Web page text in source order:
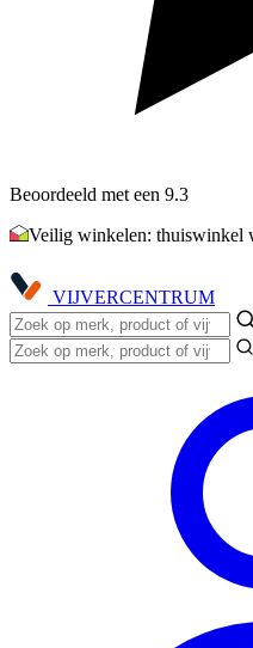
Beoordeeld met een 9.3
Veilig winkelen: thuiswinkel
VIJVERCENTRUM